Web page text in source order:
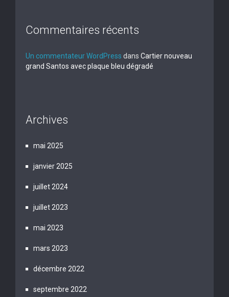
Commentaires récents
Un commentateur WordPress dans Cartier nouveau
grand Santos avec plaque bleu dégradé
Archives
mai 2025
janvier 2025
juillet 2024
juillet 2023
mai 2023
mars 2023
décembre 2022
septembre 2022